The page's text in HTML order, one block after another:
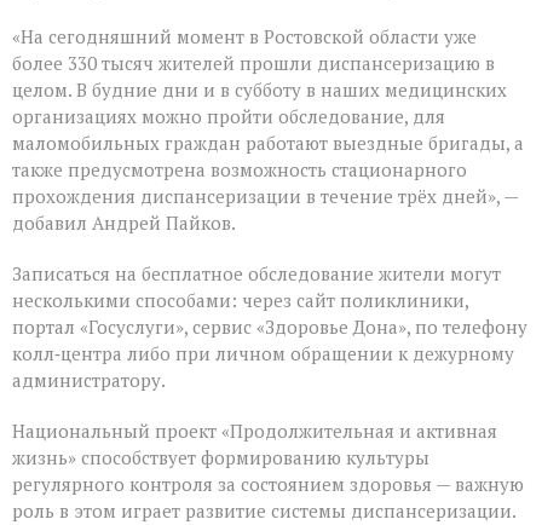
«На сегодняшний момент в Ростовской области уже
более 330 тысяч жителей прошли диспансеризацию в
целом. В будние дни и в субботу в наших медицинских
организациях можно пройти обследование, для
маломобильных граждан работают выездные бригады, а
также предусмотрена возможность стационарного
прохождения диспансеризации в течение трёх дней», —
добавил Андрей Пайков.
Записаться на бесплатное обследование жители могут
несколькими способами: через сайт поликлиники,
портал «Госуслуги», сервис «Здоровье Дона», по телефону
колл‑центра либо при личном обращении к дежурному
администратору.
Национальный проект «Продолжительная и активная
жизнь» способствует формированию культуры
регулярного контроля за состоянием здоровья — важную
роль в этом играет развитие системы диспансеризации.